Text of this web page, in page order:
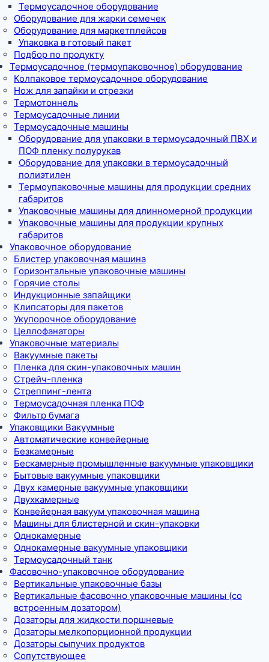
Термоусадочное оборудование
Оборудование для жарки семечек
Оборудование для маркетплейсов
Упаковка в готовый пакет
Подбор по продукту
Термоусадочное (термоупаковочное) оборудование
Колпаковое термоусадочное оборудование
Нож для запайки и отрезки
Термотоннель
Термоусадочные линии
Термоусадочные машины
Оборудование для упаковки в термоусадочный ПВХ и
ПОФ пленку полурукав
Оборудование для упаковки в термоусадочный
полиэтилен
Термоупаковочные машины для продукции средних
габаритов
Упаковочные машины для длинномерной продукции
Упаковочные машины для продукции крупных
габаритов
Упаковочное оборудование
Блистер упаковочная машина
Горизонтальные упаковочные машины
Горячие столы
Индукционные запайщики
Клипсаторы для пакетов
Укупорочное оборудование
Целлофанаторы
Упаковочные материалы
Вакуумные пакеты
Пленка для скин-упаковочных машин
Стрейч-пленка
Стреппинг-лента
Термоусадочная пленка ПОФ
Фильтр бумага
Упаковщики Вакуумные
Автоматические конвейерные
Безкамерные
Бескамерные промышленные вакуумные упаковщики
Бытовые вакуумные упаковщики
Двух камерные вакуумные упаковщики
Двухкамерные
Конвейерная вакуум упаковочная машина
Машины для блистерной и скин-упаковки
Однокамерные
Однокамерные вакуумные упаковщики
Термоусадочный танк
Фасовочно-упаковочное оборудование
Вертикальные упаковочные базы
Вертикальные фасовочно упаковочные машины (со
встроенным дозатором)
Дозаторы для жидкости поршневые
Дозаторы мелкопорционной продукции
Дозаторы сыпучих продуктов
Сопутствующее